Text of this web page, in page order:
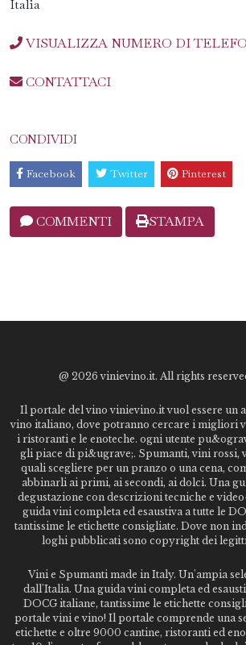
Italia
VISUALIZZA NUMERO DI
CONTATTACI
CONDIVIDI
Facebook Twitter Pinterest
COMMENTI STAMPA
@ 2026 vinievino.it. All rights
Il portale del vino vinievino.it vuol essere un
vino italiano, dove potranno cercare i migliori
i ristoranti e le enoteche. ogni utente
gli piace di pi&ugrave;. Spumanti, vini rossi,
quali scegliere per un pranzo o una cena,
abbinarli ai primi, ai secondi, ai dolci. Una
degustazione con descrizioni tecniche e
guida vini completa ed esaustiva a tutte le
tantissime le etichette consigliate. Dove non
loghi pubblicati sono copyright dei
Vini e Spumanti made in Italy. Un'ampia
dall'Italia. Una guida vini completa ed
DOCG italiane, tantissime le etichette
portale vini e vino! Il portale comprende una
etichette e oltre 9000 cantine, ristoranti ed